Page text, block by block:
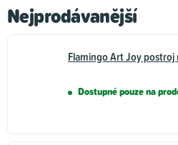
Nejprodávanější
Flamingo Art Joy postroj
Dostupné pouze na